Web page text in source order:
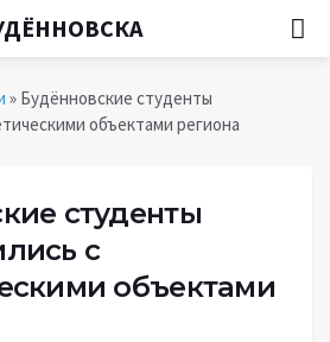
» Будённовские студенты
объектами региона
студенты
с
объектами